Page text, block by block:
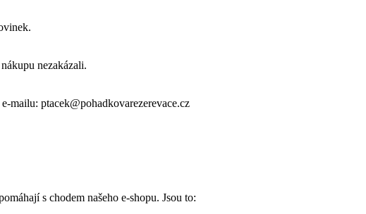
nezakázali.
mailu: ptacek@pohadkovarezerevace.cz
s chodem našeho e-shopu. Jsou to: